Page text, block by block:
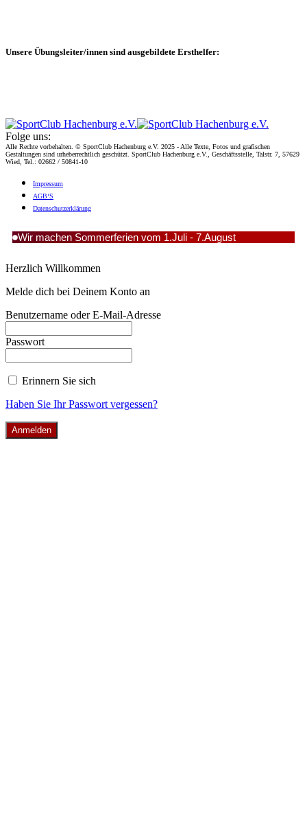
Unsere Übungsleiter/innen sind ausgebildete Ersthelfer:
Folge uns:
Alle Rechte vorbehalten. © SportClub Hachenburg e.V. 2025 - Alle Texte, Fotos und grafischen
Gestaltungen sind urheberrechtlich geschützt. SportClub Hachenburg e.V., Geschäftsstelle, Talstr. 7, 57629
Wied, Tel.: 02662 / 50841-10
Impres­sum
AGB‘S
Daten­schutz­er­klä­rung
Wir machen Sommerferien vom 1.Juli - 7.August
Herzlich Willkommen
Melde dich bei Deinem Konto an
Benutzername oder E-Mail-Adresse
Passwort
Erinnern Sie sich
Haben Sie Ihr Passwort vergessen?